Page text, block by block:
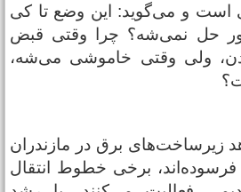
و می‌گوید: این وضع تا کی
حل نمی‌شه؟ چرا وقتی قبض
ولی وقتی خاموشی می‌شه،
برق در مازندران
برخی خطوط انتقال